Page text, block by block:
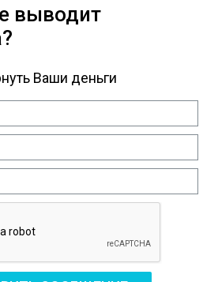
выводит
Ваши деньги